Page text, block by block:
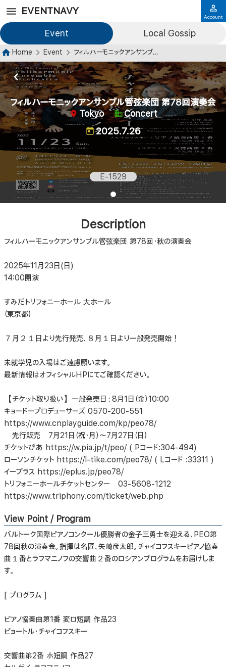
EVENTNAVY
Event Local Gossip
Account
Home Event フィルハーモニックアンサンブル管弦楽団 第78回演奏会
フィルハーモニックアンサンブル管弦楽団 第78回演奏会
Tokyo Concert
2025.7.26
E-1529
Description
フィルハーモニックアンサンブル管弦楽団 第78回・秋の演奏会
2025年11月23日(日)
14:00開演
すみだトリフォニーホール 大ホール
（東京都）
７月２１日より先行発売、８月１日より一般発売開始！
未就学児の入場はご遠慮願います。
最新情報はオフィシャルHPにてご確認ください。
【チケット取り扱い】一般発売日：8月1日（金）10:00
キョードープロデューサーズ 0570-200-551
https://www.cnplayguide.com/kp/peo78/
先行販売 7月21日（祝・月）〜7月27日（日）
チケットぴあ https://w.pia.jp/t/peo/ ( Pコード:304-494)
ローソンチケット https://l-tike.com/peo78/ ( Lコード :33311 )
イープラス https://eplus.jp/peo78/
トリフォニーホールチケットセンター 03-5608-1212
https://www.triphony.com/ticket/web.php
View Point / Program
バルトーク国際ピアノコンクール優勝者の金子三勇士を迎える、PEO第
78回秋の演奏会。指揮は名匠、矢崎彦太郎。チャイコフスキーピアノ協奏
曲１番とラフマニノフの交響曲２番のロシアンプログラムをお届けしま
す。
[ プログラム ]
ピアノ協奏曲第1番 変ロ短調 作品23
ピョートル･チャイコフスキー
交響曲第2番 ホ短調 作品27